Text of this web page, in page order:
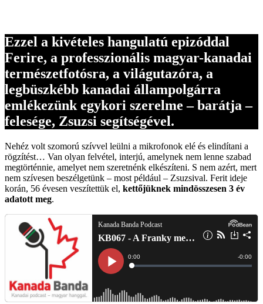
Ezzel a kivételes hangulatú epizóddal
Ferire, a professzionális magyar-kanadai
természetfotósra, a világutazóra, a
legbüszkébb kanadai állampolgárra
emlékezünk egykori szerelme – barátja –
felesége, Zsuzsi segítségével.
Nehéz volt szomorú szívvel leülni a mikrofonok elé és elindítani a
rögzítést… Van olyan felvétel, interjú, amelynek nem lenne szabad
megtörténnie, amelyet nem szeretnénk elkészíteni. S nem azért, mert
nem szívesen beszélgetünk – most például – Zsuzsival. Ferit ideje
korán, 56 évesen veszítettük el, kettőjüknek mindösszesen 3 év
adatott meg.